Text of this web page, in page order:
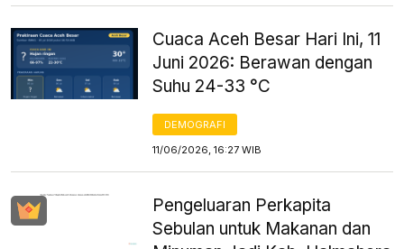
Cuaca Aceh Besar Hari Ini, 11
Juni 2026: Berawan dengan
Suhu 24-33 °C
DEMOGRAFI
11/06/2026, 16:27 WIB
Pengeluaran Perkapita
Sebulan untuk Makanan dan